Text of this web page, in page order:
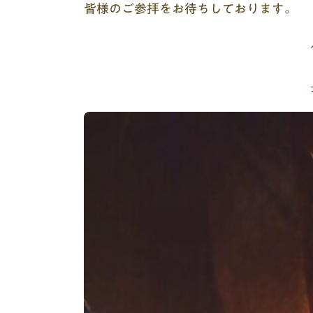
皆様のご参拝をお待ちしております。
合
長福寺